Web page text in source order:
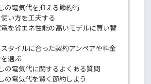
の電気代を抑える節約術
い方を工夫する
を省エネ性能の高いモデルに買い替
タイルに合った契約アンペアや料金
選ぶ
の電気代に関するよくある質問
の電気代を賢く節約しよう